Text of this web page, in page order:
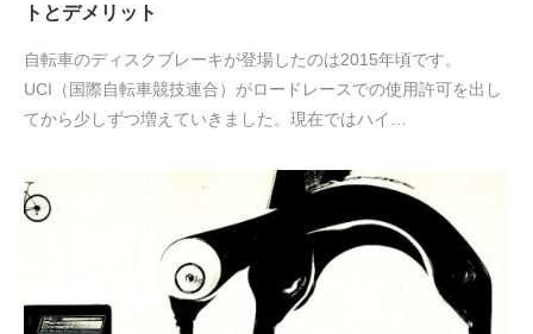
トとデメリット
自転車のディスクブレーキが登場したのは2015年頃です。
UCI（国際自転車競技連合）がロードレースでの使用許可を出し
てから少しずつ増えていきました。現在ではハイ…